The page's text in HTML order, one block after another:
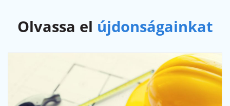
Olvassa el újdonságainkat